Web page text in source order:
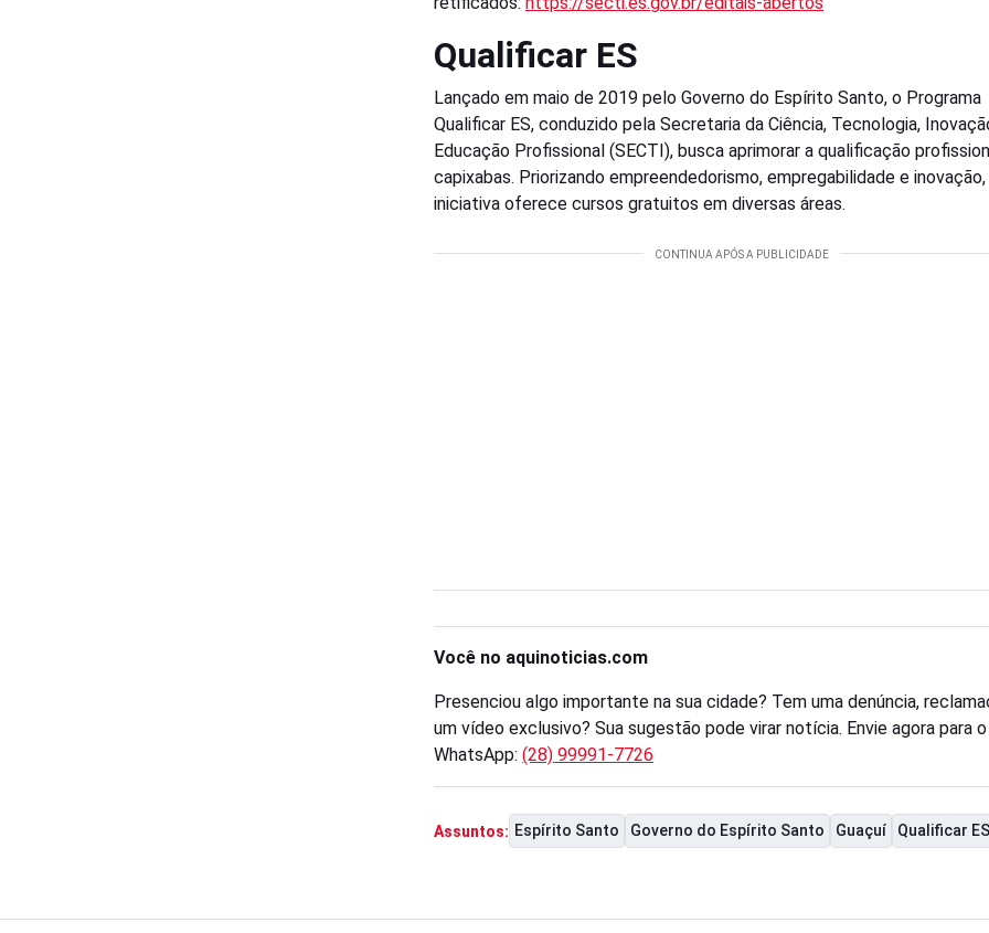
Qualificar ES
Lançado em maio de 2019 pelo Governo do Espírito Santo, o Programa
Qualificar ES, conduzido pela Secretaria da Ciência, Tecnologia,
Educação Profissional (SECTI), busca aprimorar a qualificação
capixabas. Priorizando empreendedorismo, empregabilidade e inovação,
iniciativa oferece cursos gratuitos em diversas áreas.
Você no aquinoticias.com
Presenciou algo importante na sua cidade? Tem uma denúncia,
um vídeo exclusivo? Sua sugestão pode virar notícia. Envie agora para
WhatsApp: (28) 99991-7726
Assuntos: Espírito Santo Governo do Espírito Santo Guaçuí Qualificar ES